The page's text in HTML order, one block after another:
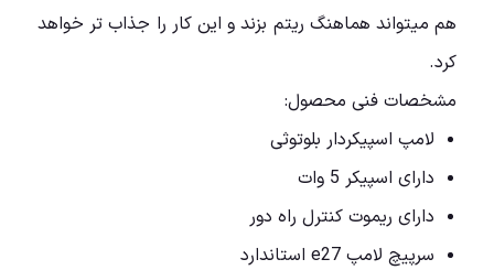
هم میتواند هماهنگ ریتم بزند و این کار را جذاب تر خواهد
کرد.
مشخصات فنی محصول:
لامپ اسپیکردار بلوتوثی
دارای اسپیکر 5 وات
دارای ریموت کنترل راه دور
سرپیچ لامپ e27 استاندارد